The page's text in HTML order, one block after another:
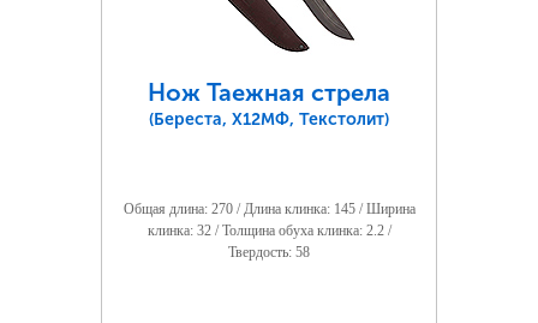
Нож Таежная стрела
(Береста, Х12МФ, Текстолит)
Общая длина: 270 / Длина клинка: 145 / Ширина
клинка: 32 / Толщина обуха клинка: 2.2 /
Твердость: 58